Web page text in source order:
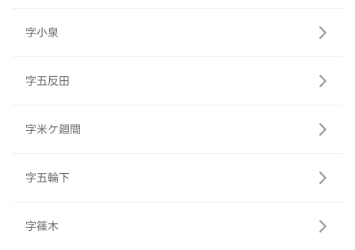
字小泉
字五反田
字米ケ廻間
字五輪下
字篠木